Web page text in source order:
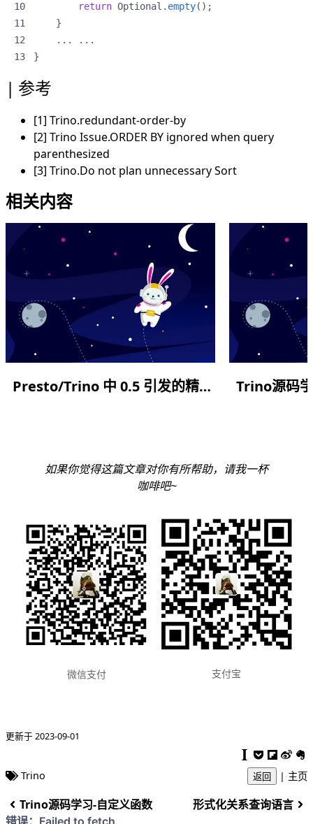
return Optional . empty();
}
...
...
}
参考
[1] Trino.redundant-order-by
[2] Trino Issue.ORDER BY ignored when query
parenthesized
[3] Trino.Do not plan unnecessary Sort
相关内容
Presto/Trino 中 0.5 引发的精度谜团：Decimal 隐式类型推导与 MySQL 差异 Trino源码
如果你觉得这篇文章对你有所帮助，请我一杯
咖啡吧~
微信支付 支付宝
更新于 2023-09-01
Trino 返回 | 主页
Trino源码学习-自定义函数 形式化关系查询语言